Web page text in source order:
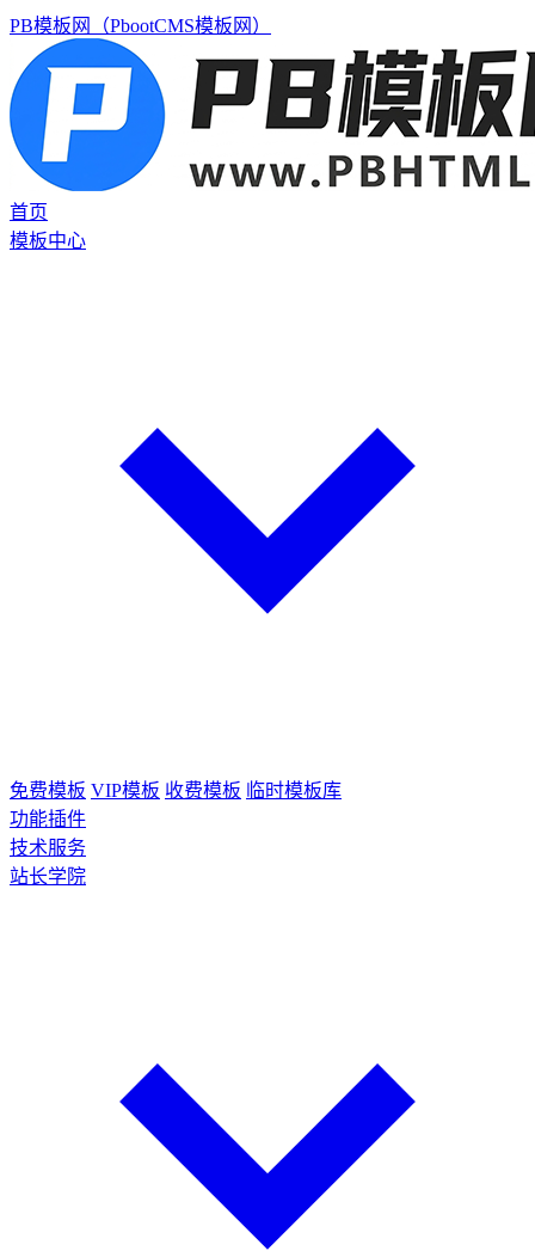
PB模板网（PbootCMS模板网）
首页
模板中心
免费模板 VIP模板 收费模板 临时模板库
功能插件
技术服务
站长学院